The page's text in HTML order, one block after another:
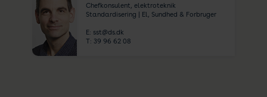
Chefkonsulent, elektroteknik
Standardisering | El, Sundhed & Forbruger
E: sst@ds.dk
T: 39 96 62 08